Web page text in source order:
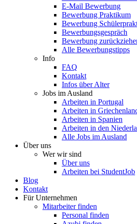
E-Mail Bewerbung
Bewerbung Praktikum
Bewerbung
Bewerbungsgespräch
Bewerbung
Alle Bewerbungstipps
Info
FAQ
Kontakt
Infos über Alter
Jobs im Ausland
Arbeiten in Portugal
Arbeiten in
Arbeiten in Spanien
Arbeiten in den
Alle Jobs im Ausland
Über uns
Wer wir sind
Über uns
Arbeiten bei StudentJob
Blog
Kontakt
Für Unternehmen
Mitarbeiter finden
Personal finden